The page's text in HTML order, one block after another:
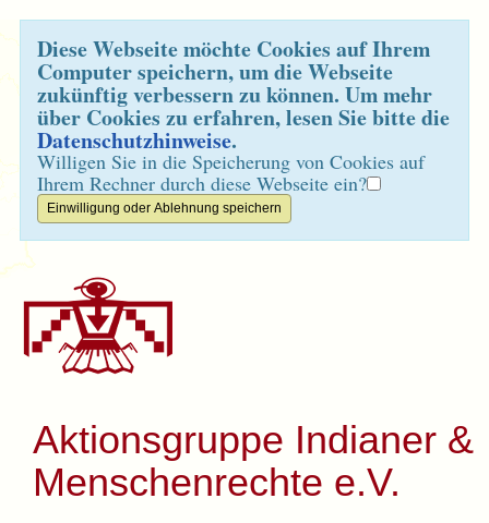
Diese Webseite möchte Cookies auf Ihrem
Computer speichern, um die Webseite
zukünftig verbessern zu können. Um mehr
über Cookies zu erfahren, lesen Sie bitte die
Datenschutzhinweise.
Willigen Sie in die Speicherung von Cookies auf
Ihrem Rechner durch diese Webseite ein?
Aktionsgruppe Indianer &
Menschenrechte e.V.